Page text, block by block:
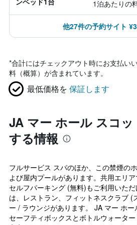
1泊あたりの
他27件の予約サイト
*合計にはチェックアウト時にお支払い
料（概算）が含まれています。
最低価格を 保証します
JA マー ホール スコ
する情報
フルサービス スパのほか、この禁煙の
よび屋内プールがあります。共用エリ
セルフパーキング (無料)もご利用いた
は、レストラン、フィットネスクラブ (
ー / ラウンジがあります。 JA マー ホー
セーフティボックスとボトルウォータ